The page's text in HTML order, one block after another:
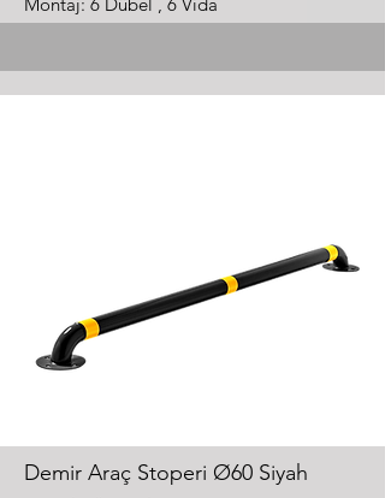
Demir Araç Stoperi Ø60 Siyah